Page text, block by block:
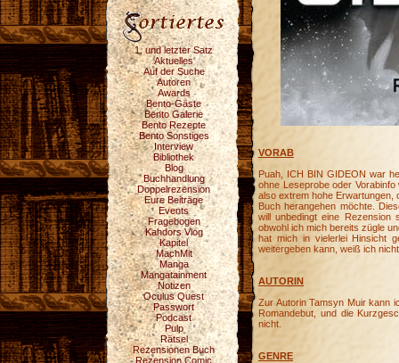
1. und letzter Satz
Aktuelles
Auf der Suche
Autoren
Awards
Bento-Gäste
Bento Galerie
Bento Rezepte
Bento Sonstiges
Interview
Bibliothek
Blog
Buchhandlung
Doppelrezension
Eure Beiträge
Events
Fragebogen
Kahdors Vlog
Kapitel
MachMit
Manga
Mangatainment
Notizen
Oculus Quest
Passwort
Podcast
Pulp
Rätsel
Rezensionen Buch
Rezension Comic
VORAB
Puah, ICH BIN GIDEON war
ohne Leseprobe oder
also extrem hohe Erwartungen,
Buch herangehen möchte.
will unbedingt eine
obwohl ich mich bereits zügle
hat mich in vielerlei Hinsicht
weitergeben kann, weiß ich
AUTORIN
Zur Autorin Tamsyn Muir kann
Romandebut, und die
nicht.
GENRE